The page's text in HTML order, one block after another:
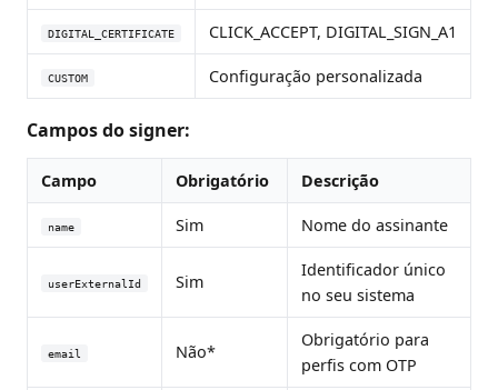
DIGITAL_CERTIFICATE CLICK_ACCEPT, DIGITAL_SIGN_A1
CUSTOM Configuração personalizada
Campos do signer:
Campo Obrigatório Descrição
name Sim Nome do assinante
userExternalId Sim
Identificador único
no seu sistema
email Não*
Obrigatório para
perfis com OTP